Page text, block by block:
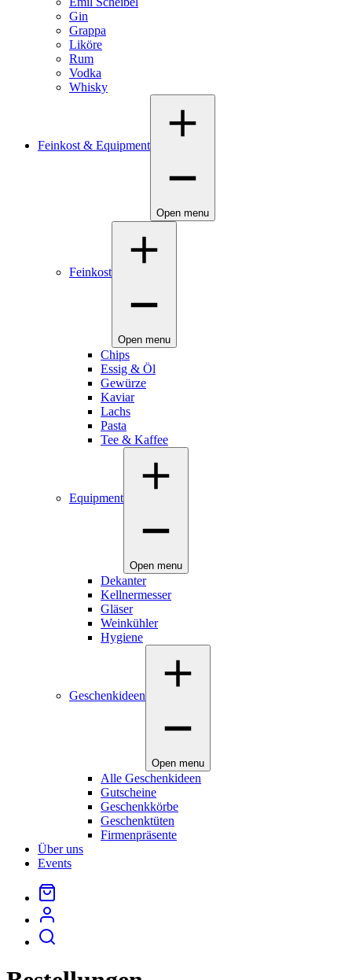
Gin
Grappa
Liköre
Rum
Vodka
Whisky
Feinkost & Equipment
Open menu
Feinkost
Open menu
Chips
Essig & Öl
Gewürze
Kaviar
Lachs
Pasta
Tee & Kaffee
Equipment
Open menu
Dekanter
Kellnermesser
Gläser
Weinkühler
Hygiene
Geschenkideen
Open menu
Alle Geschenkideen
Gutscheine
Geschenkkörbe
Geschenktüten
Firmenpräsente
Über uns
Events